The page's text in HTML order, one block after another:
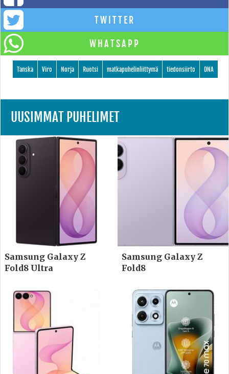
TWITTER
WHATSAPP
DNA
tiedonsiirto
matkapuhelinliittymä
Ruotsi
Norja
Viro
Tanska
UUSIMMAT PUHELIMET
Samsung Galaxy Z
Fold8 Ultra
Samsung Galaxy Z
Fold8